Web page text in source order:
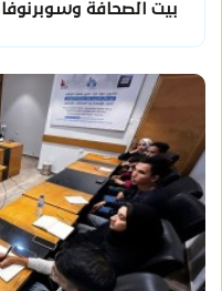
بيت الصحافة